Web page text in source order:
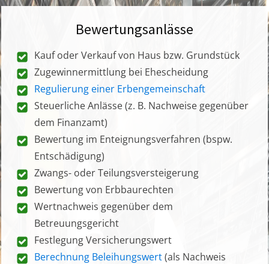
Bewertungsanlässe
Kauf oder Verkauf von Haus bzw. Grundstück
Zugewinnermittlung bei Ehescheidung
Regulierung einer Erbengemeinschaft
Steuerliche Anlässe (z. B. Nachweise gegenüber
dem Finanzamt)
Bewertung im Enteignungsverfahren (bspw.
Entschädigung)
Zwangs- oder Teilungsversteigerung
Bewertung von Erbbaurechten
Wertnachweis gegenüber dem
Betreuungsgericht
Festlegung Versicherungswert
Berechnung Beleihungswert(als Nachweis